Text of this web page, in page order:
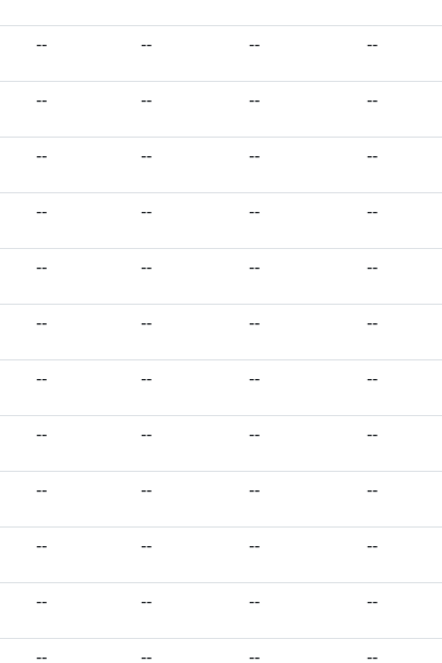
-- -- -- --
-- -- -- --
-- -- -- --
-- -- -- --
-- -- -- --
-- -- -- --
-- -- -- --
-- -- -- --
-- -- -- --
-- -- -- --
-- -- -- --
-- -- -- --